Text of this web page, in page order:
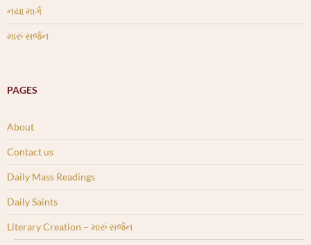
નયા માર્ગ
મારું સર્જન
PAGES
About
Contact us
Daily Mass Readings
Daily Saints
Literary Creation – મારું સર્જન